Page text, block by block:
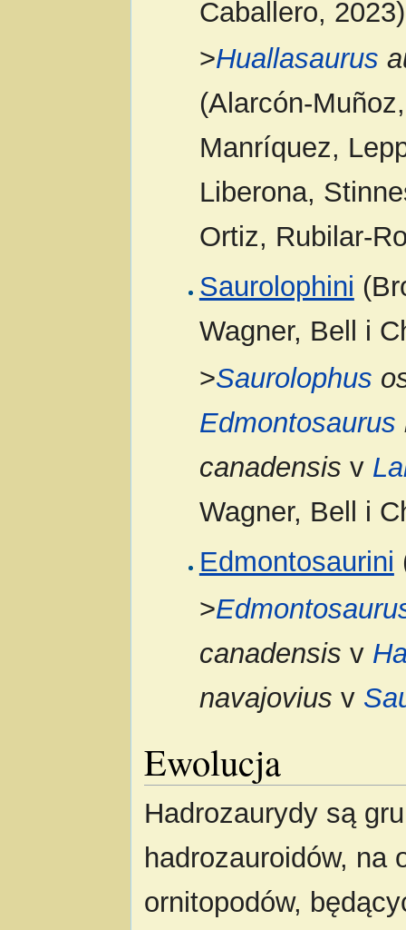
Caballero, 2023)
>Huallasaurus
(Alarcón-
Manríquez,
Liberona,
Ortiz, Rubilar-
Saurolophini
Wagner, Bell i
>Saurolophus
Edmontosaurus
canadensis v
Wagner, Bell i
Edmontosaurini
>
canadensis v
navajovius v
Ewolucja
Hadrozaurydy są
hadrozauroidów, na
ornitopodów,